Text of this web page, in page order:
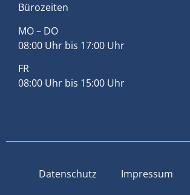
Bürozeiten
MO – DO
08:00 Uhr bis 17:00 Uhr
FR
08:00 Uhr bis 15:00 Uhr
Datenschutz Impressum